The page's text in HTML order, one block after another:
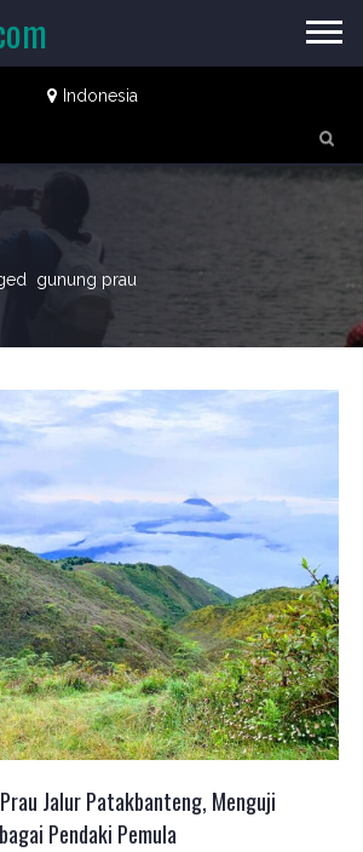
Indonesia
gunung prau
Jalur Patakbanteng, Menguji
Pendaki Pemula